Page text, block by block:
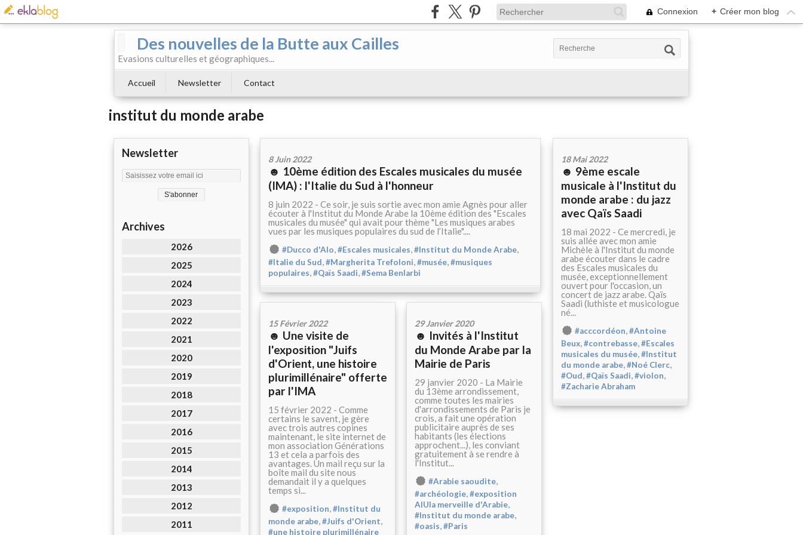
Connexion + Créer mon blog
Des nouvelles de la Butte aux Cailles
Evasions culturelles et géographiques...
Accueil Newsletter Contact
institut du monde arabe
Newsletter
Archives
2026
2025
2024
2023
2022
2021
2020
2019
2018
2017
2016
2015
2014
2013
2012
2011
8 Juin 2022
☻ 10ème édition des Escales musicales du musée
(IMA) : l'Italie du Sud à l'honneur
8 juin 2022 - Ce soir, je suis sortie avec mon amie Agnès pour aller
écouter à l'Institut du Monde Arabe la 10ème édition des "Escales
musicales du musée" qui avait pour thème "Les musiques arabes
vues par les musiques populaires du sud de l’Italie"....
#Ducco d'Alo,#Escales musicales,#Institut du Monde Arabe,
#Italie du Sud,#Margherita Trefoloni,#musée,#musiques
populaires,#Qaïs Saadi,#Sema Benlarbi
18 Mai 2022
☻ 9ème escale
musicale à l'Institut du
monde arabe : du jazz
avec Qaïs Saadi
18 mai 2022 - Ce mercredi, je
suis allée avec mon amie
Michèle à l'Institut du monde
arabe écouter dans le cadre
des Escales musicales du
musée, exceptionnellement
ouvert pour l'occasion, un
concert de jazz arabe. Qaïs
Saadi (luthiste et musicologue
né...
#acccordéon,#Antoine
Beux,#contrebasse,#Escales
musicales du musée,#Institut
du monde arabe,#Noé Clerc,
#Oud,#Qaïs Saadi,#violon,
#Zacharie Abraham
15 Février 2022
☻ Une visite de
l'exposition "Juifs
d'Orient, une histoire
plurimillénaire" offerte
par l'IMA
15 février 2022 - Comme
certains le savent, je gère
avec trois autres copines
maintenant, le site internet de
mon association Générations
13 et cela a parfois des
avantages. Un mail reçu sur la
boîte mail du site nous
demandait il y a quelques
temps si...
#exposition,#Institut du
monde arabe,#Juifs d'Orient,
#une histoire plurimillénaire
29 Janvier 2020
☻ Invités à l'Institut
du Monde Arabe par la
Mairie de Paris
29 janvier 2020 - La Mairie
du 13ème arrondissement,
comme toutes les mairies
d'arrondissements de Paris je
crois, a fait une opération
publicitaire auprès de ses
habitants (les élections
approchent...), les conviant
gratuitement à se rendre à
l'Institut...
#Arabie saoudite,
#archéologie,#exposition
AlUla merveille d'Arabie,
#Institut du monde arabe,
#oasis,#Paris